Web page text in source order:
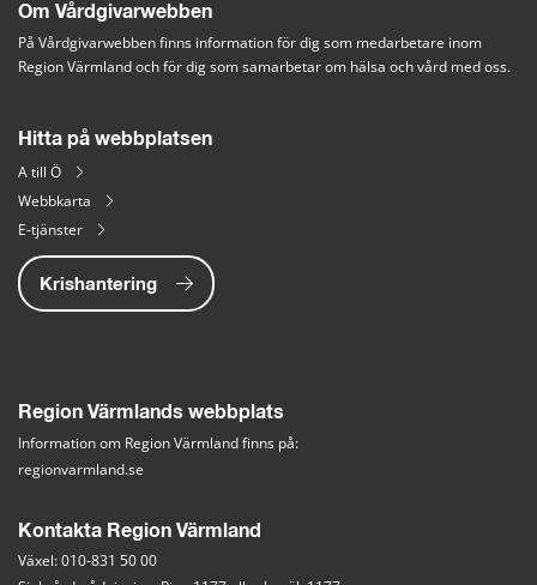
Om Vårdgivarwebben
På Vårdgivarwebben finns information för dig som medarbetare inom
Region Värmland och för dig som samarbetar om hälsa och vård med oss.
Hitta på webbplatsen
A till Ö
Webbkarta
E-tjänster
Krishantering
Region Värmlands webbplats
Information om Region Värmland finns på:
regionvarmland.se
Kontakta Region Värmland
Växel: 010-831 50 00